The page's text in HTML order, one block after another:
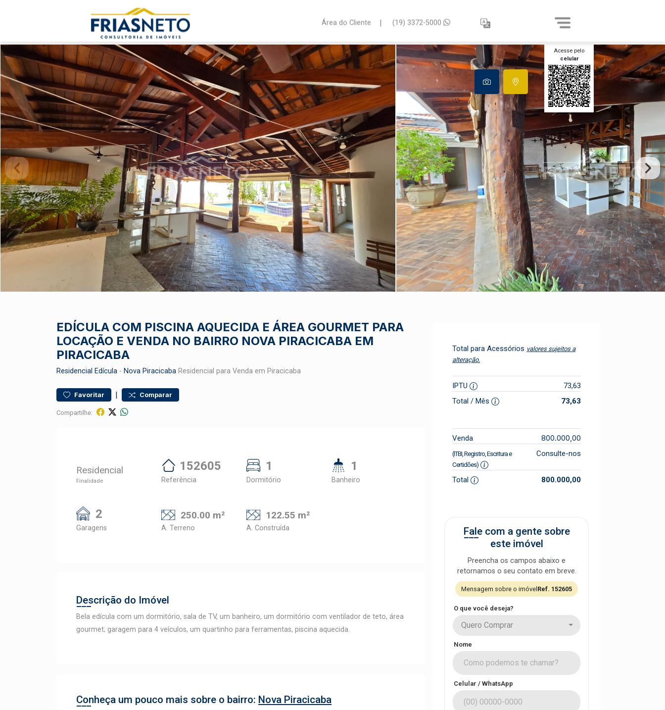
Área do Cliente | (19) 3372-5000
Acesse pelo
celular
EDÍCULA COM PISCINA AQUECIDA E ÁREA GOURMET PARA
LOCAÇÃO E VENDA NO BAIRRO NOVA PIRACICABA EM
PIRACICABA
Residencial Edícula - Nova Piracicaba Residencial para Venda em Piracicaba
Favoritar | Comparar
Compartilhe:
Residencial
Finalidade
152605
Referência
1
Dormitório
1
Banheiro
2
Garagens
250.00 m²
A. Terreno
122.55 m²
A. Construída
Descrição do Imóvel
Bela edícula com um dormitório, sala de TV, um banheiro, um dormitório com ventilador de teto, área
gourmet; garagem para 4 veículos, um quartinho para ferramentas, piscina aquecida.
Conheça um pouco mais sobre o bairro: Nova Piracicaba
Total para Acessórios valores sujeitos a
alteração.
IPTU
73,63
Total / Mês
73,63
Venda 800.000,00
(ITBI, Registro, Escritura e
Certidões)
Consulte-nos
Total 800.000,00
Fale com a gente sobre
este imóvel
Preencha os campos abaixo e
retornamos o seu contato em breve.
Mensagem sobre o imóvel Ref. 152605
O que você deseja?
Quero Comprar
Nome
Celular / WhatsApp